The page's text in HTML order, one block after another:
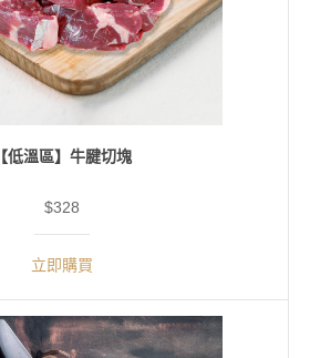
【低溫區】牛腱切塊
$328
立即購買